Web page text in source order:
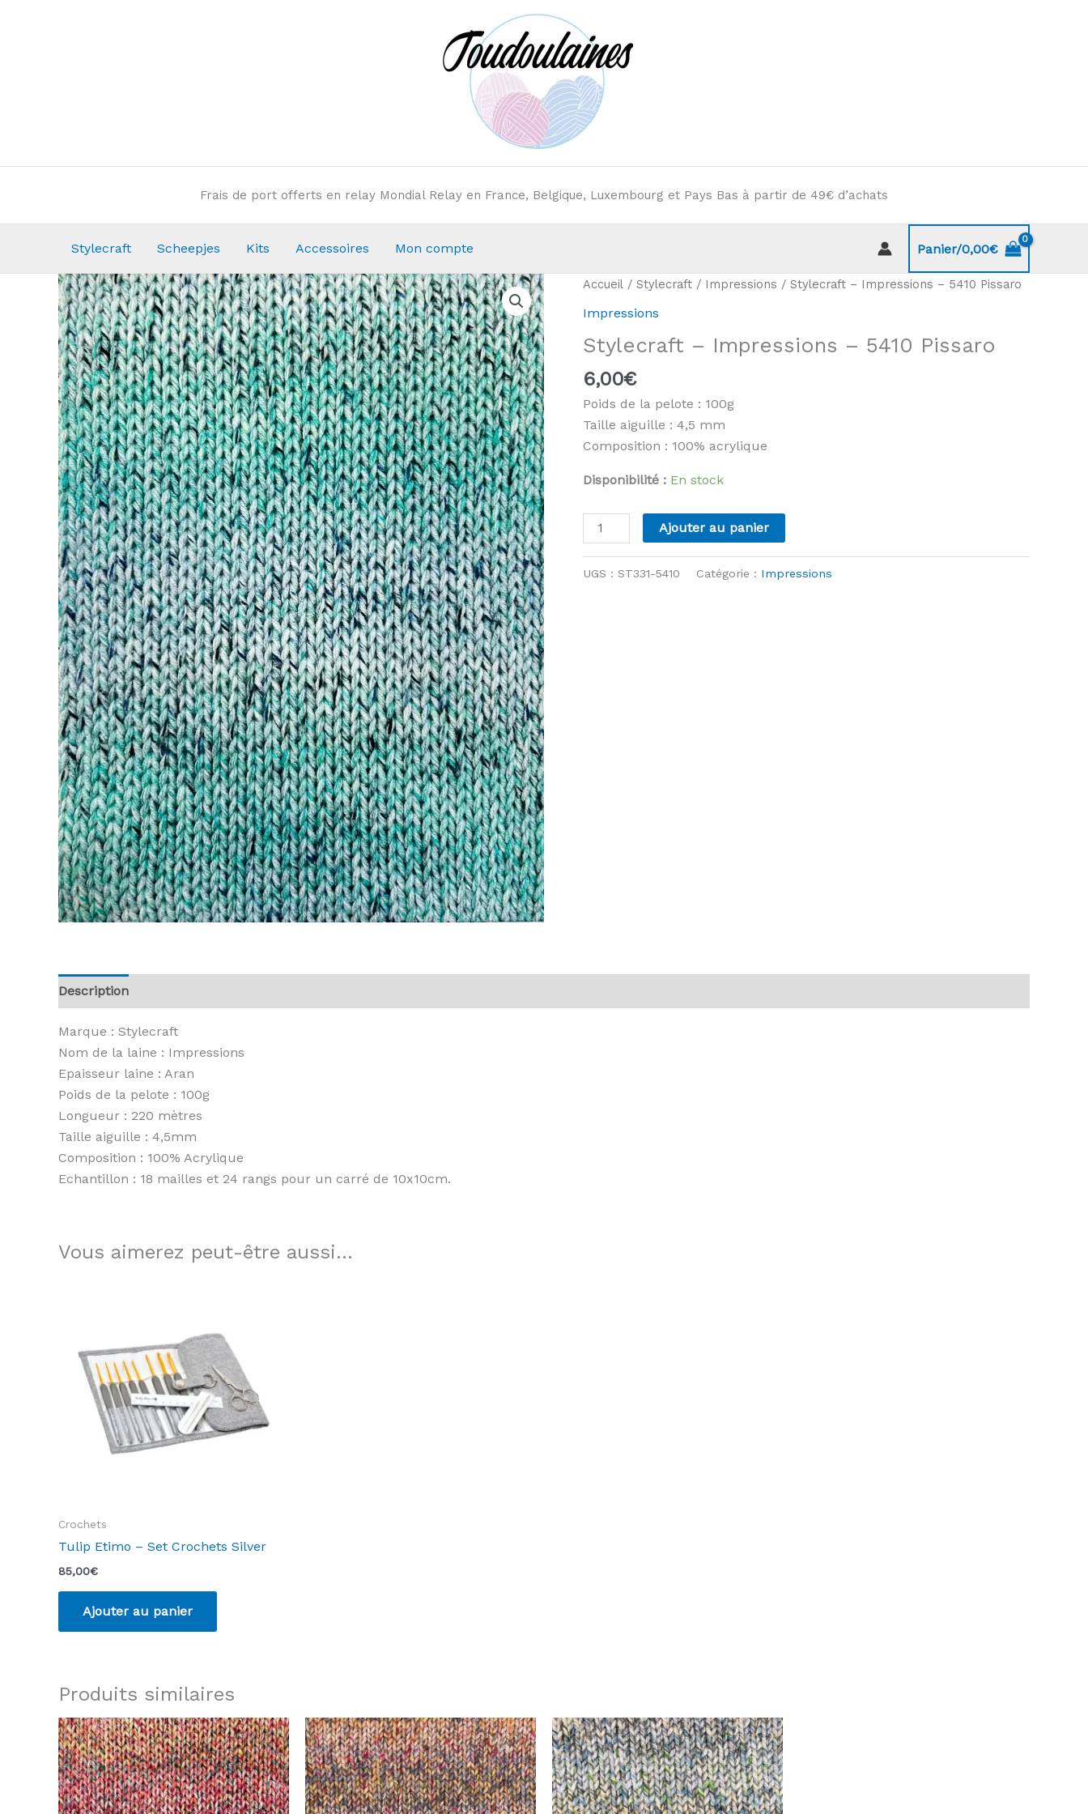
Frais de port offerts en relay Mondial Relay en France, Belgique, Luxembourg et Pays Bas à partir de 49€ d’achats
Stylecraft Scheepjes Kits Accessoires Mon compte Panier/0,00€
Accueil / Stylecraft / Impressions / Stylecraft – Impressions – 5410 Pissaro
Impressions
Stylecraft – Impressions – 5410 Pissaro
6,00€
Poids de la pelote : 100g
Taille aiguille : 4,5 mm
Composition : 100% acrylique
Disponibilité : En stock
quantité
de
Ajouter au panier
UGS : ST331-5410 Catégorie : Impressions
Description
Marque : Stylecraft
Nom de la laine : Impressions
Epaisseur laine : Aran
Poids de la pelote : 100g
Longueur : 220 mètres
Taille aiguille : 4,5mm
Composition : 100% Acrylique
Echantillon : 18 mailles et 24 rangs pour un carré de 10x10cm.
Vous aimerez peut-être aussi…
Crochets
Tulip Etimo – Set Crochets Silver
85,00€
Ajouter au panier
Produits similaires